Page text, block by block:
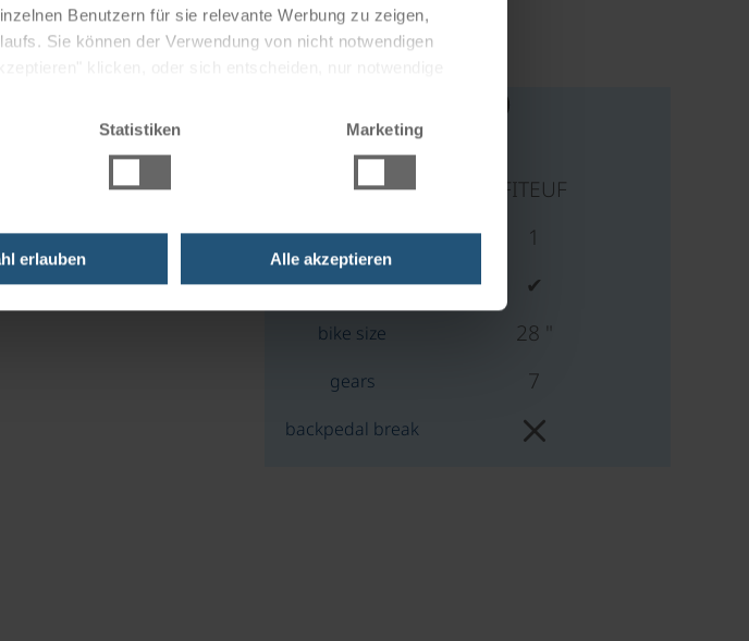
Benutzern für sie relevante Werbung zu zeigen,
Sie können der Verwendung von nicht notwendigen
Statistiken Marketing
erlauben Alle akzeptieren
FITEUF
1
E-Bike ✔
bike size 28 "
gears 7
backpedal break